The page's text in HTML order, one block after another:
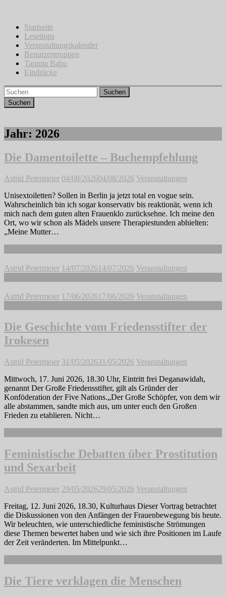
springenStartseite
Lesetipps
Veranstaltungskalender
Benutzergruppen
Taranta Babu
Eindrücke
Suchen
Jahr: 2026
Die Damentoilette – Buchempfehlung
Astrid Petermeier 04/08/202604/08/2026 Veranstaltungen
Unisextoiletten? Sollen in Berlin ja jetzt total en vogue sein.
Wahrscheinlich bin ich sogar konservativ bis reaktionär, wenn ich
mich nach dem guten alten Frauenklo zurücksehne. Ich meine den
Ort, wo wir schon als Mädels unsere Therapiestunden abhielten:
„Meine Mutter…
Astrid Petermeier 14/07/202614/07/2026 Veranstaltungen
Astrid Petermeier 17/06/202617/06/2026 Veranstaltungen
Die Geschichte vom Friedensstifter der
Irokesen
Astrid Petermeier 31/05/202631/05/2026 Veranstaltungen
Mittwoch, 17. Juni 2026, 18.30 Uhr, Eintritt frei Deganawidah,
genannt Der Große Friedensstifter, gilt als Gründer der
Konföderation der Five Nations.„Der Große Schöpfer, von dem wir
alle abstammen, sandte mich aus, um unter euch den Großen
Frieden zu etablieren. Nicht…
Feministische Debatten über Prostitution
und Sexarbeit
Astrid Petermeier 29/05/202629/05/2026 Veranstaltungen
Freitag, 12. Juni 2026, 18.30, Kulturhaus Dieser Vortrag betrachtet
die Diskussionen von den Anfängen der Frauenbewegung bis heute.
Wir beleuchten, wie unterschiedliche feministische Strömungen
diese Themen bewertet haben und wie sich ihre Positionen im Laufe
der Zeit veränderten. Im Mittelpunkt…
Die Tiere verklagen die Menschen